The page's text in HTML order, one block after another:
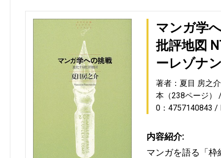
マンガ学
批評地図
ーレゾナ
著者：夏目 房之介
本（238ページ）
0：4757140843
内容紹介:
マンガを語る「